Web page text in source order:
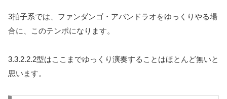
3拍子系では、ファンダンゴ・アバンドラオをゆっくりやる場
合に、このテンポになります。
3.3.2.2.2型はここまでゆっくり演奏することはほとんど無いと
思います。